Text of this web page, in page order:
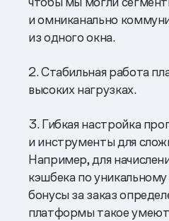
и омниканально
из одного окна.
2. Стабильная работа
высоких нагрузках.
3. Гибкая настройка
и инструменты для
Например, для
кэшбека по
бонусы за заказ
платформы такое